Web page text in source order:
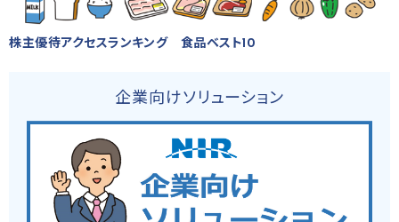
株主優待アクセスランキング 食品ベスト10
企業向けソリューション